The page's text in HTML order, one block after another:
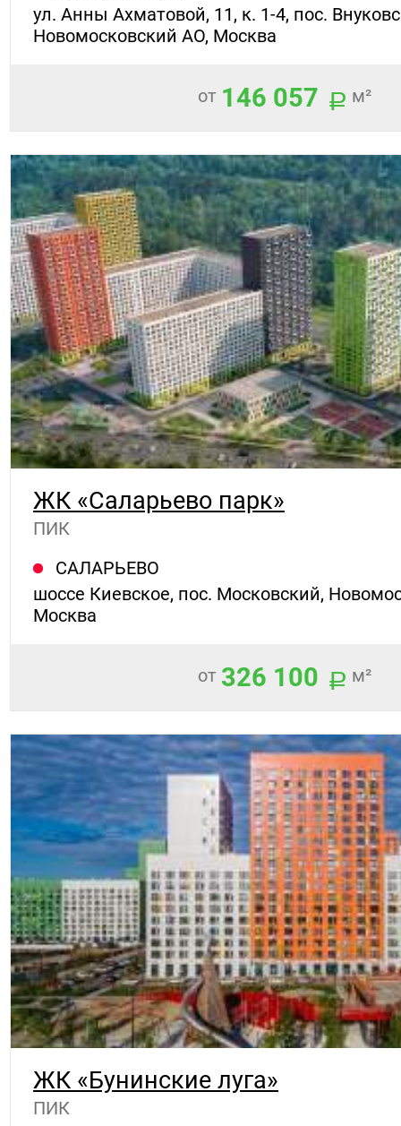
ул. Анны Ахматовой, 11, к. 1-4, пос.
Новомосковский АО, Москва
от 146 057 м²
ЖК «Саларьево парк»
ПИК
САЛАРЬЕВО
шоссе Киевское, пос. Московский,
Москва
от 326 100 м²
ЖК «Бунинские луга»
ПИК